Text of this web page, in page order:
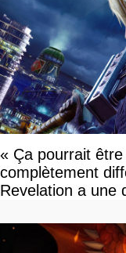
« Ça pourrait
complètement
Revelation a une